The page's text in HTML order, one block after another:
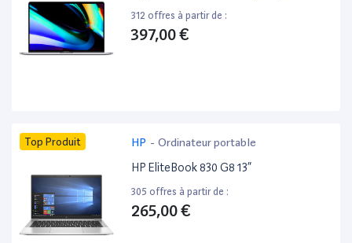
312 offres à partir de :
397,00 €
Top Produit HP - Ordinateur portable
HP EliteBook 830 G8 13”
305 offres à partir de :
265,00 €